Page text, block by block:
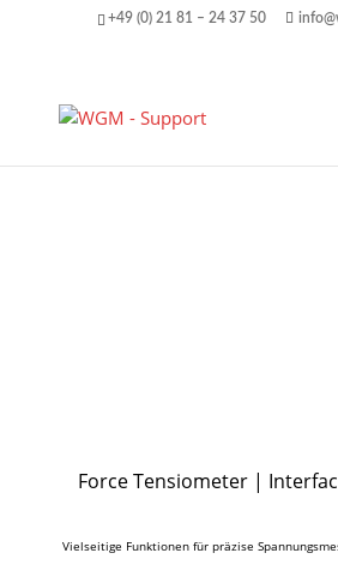
+49 (0) 21 81 – 24 37 50
Force Tensiometer |
Vielseitige Funktionen für präzise